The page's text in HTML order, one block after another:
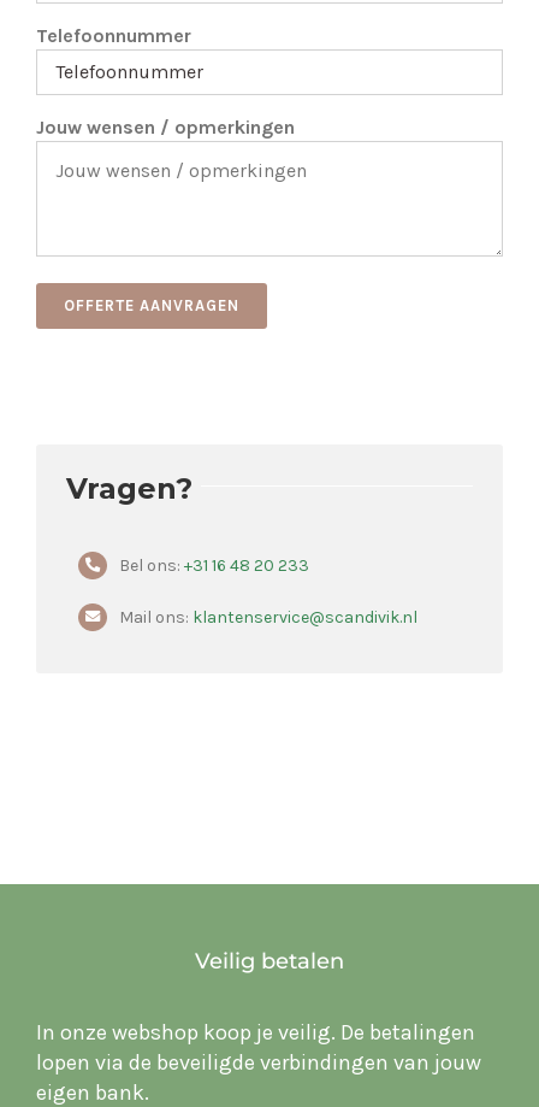
Telefoonnummer
Jouw wensen / opmerkingen
OFFERTE AANVRAGEN
Vragen?
Bel ons: +31 16 48 20 233
Mail ons: klantenservice@scandivik.nl
Veilig betalen
In onze webshop koop je veilig. De betalingen
lopen via de beveiligde verbindingen van jouw
eigen bank.